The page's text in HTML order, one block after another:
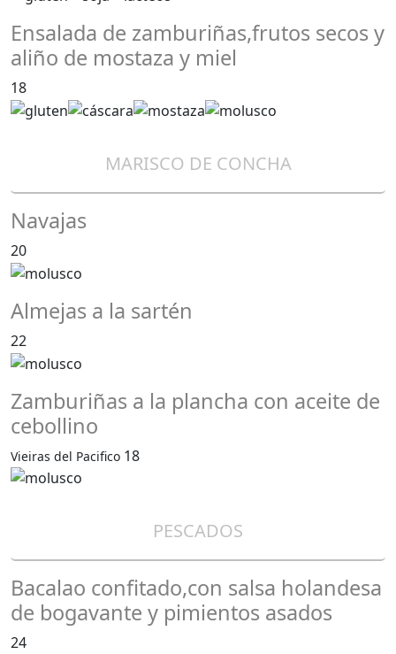
Ensalada de zamburiñas,frutos secos y
aliño de mostaza y miel
18
MARISCO DE CONCHA
Navajas
20
Almejas a la sartén
22
Zamburiñas a la plancha con aceite de
cebollino
Vieiras del Pacifico 18
PESCADOS
Bacalao confitado,con salsa holandesa
de bogavante y pimientos asados
24